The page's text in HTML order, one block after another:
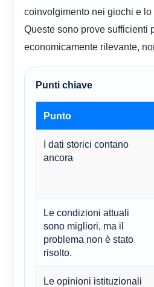
coinvolgimento nei giochi e
Queste sono prove sufficienti
economicamente rilevante,
Punti chiave
Punto
I dati storici contano
ancora
Le condizioni attuali
sono migliori, ma il
problema non è stato
risolto.
Le opinioni istituzionali